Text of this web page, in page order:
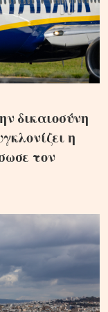
δικαιοσύνη
η
τον